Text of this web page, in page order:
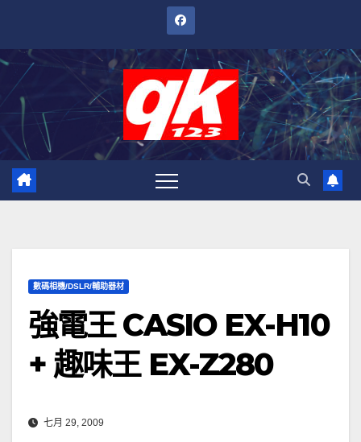
內
數碼相機/DSLR/輔助器材
強電王 CASIO EX-H10
+ 趣味王 EX-Z280
七月 29, 2009